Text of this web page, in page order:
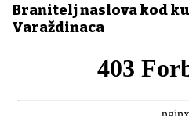
Branitelj naslova kod
Varaždinaca